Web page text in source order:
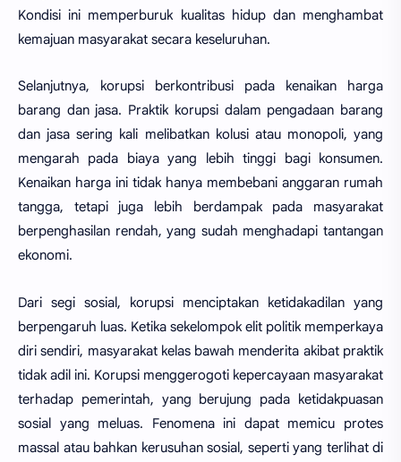
Kondisi ini memperburuk kualitas hidup dan menghambat
kemajuan masyarakat secara keseluruhan.
Selanjutnya, korupsi berkontribusi pada kenaikan harga
barang dan jasa. Praktik korupsi dalam pengadaan barang
dan jasa sering kali melibatkan kolusi atau monopoli, yang
mengarah pada biaya yang lebih tinggi bagi konsumen.
Kenaikan harga ini tidak hanya membebani anggaran rumah
tangga, tetapi juga lebih berdampak pada masyarakat
berpenghasilan rendah, yang sudah menghadapi tantangan
ekonomi.
Dari segi sosial, korupsi menciptakan ketidakadilan yang
berpengaruh luas. Ketika sekelompok elit politik memperkaya
diri sendiri, masyarakat kelas bawah menderita akibat praktik
tidak adil ini. Korupsi menggerogoti kepercayaan masyarakat
terhadap pemerintah, yang berujung pada ketidakpuasan
sosial yang meluas. Fenomena ini dapat memicu protes
massal atau bahkan kerusuhan sosial, seperti yang terlihat di